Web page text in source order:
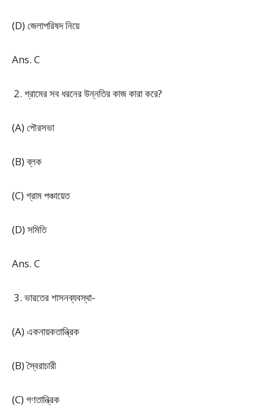
(D) জেলাপরিষদ নিয়ে
Ans. C
গ্রামের সব ধরনের উন্নতির কাজ কারা করে?
(A) পৌরসভা
(B) ব্লক
(C) গ্রাম পঞ্চায়েত
(D) সমিতি
Ans. C
ভারতের শাসনব্যবস্থা-
(A) একনায়কতান্ত্রিক
(B) স্বৈরাচারী
(C) গণতান্ত্রিক